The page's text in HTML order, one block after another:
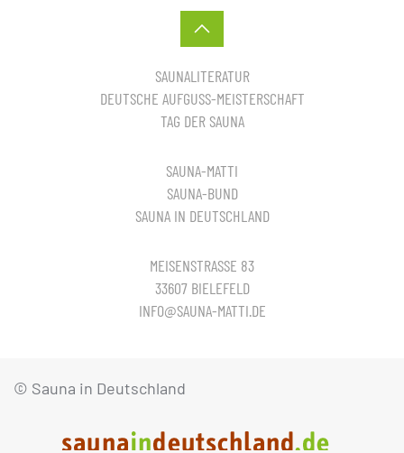
SAUNALITERATUR
DEUTSCHE AUFGUSS-MEISTERSCHAFT
TAG DER SAUNA
SAUNA-MATTI
SAUNA-BUND
SAUNA IN DEUTSCHLAND
MEISENSTRASSE 83
33607 BIELEFELD
INFO@SAUNA-MATTI.DE
© Sauna in Deutschland